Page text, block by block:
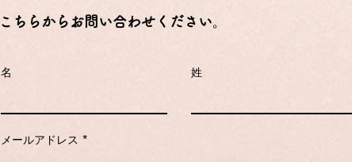
こちらからお問い合わせください。
名 姓
メールアドレス